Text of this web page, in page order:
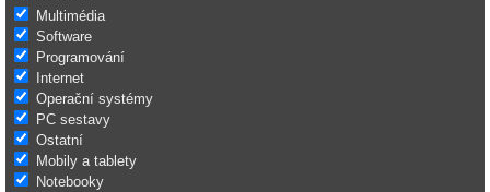
Multimédia
Software
Programování
Internet
Operační systémy
PC sestavy
Ostatní
Mobily a tablety
Notebooky